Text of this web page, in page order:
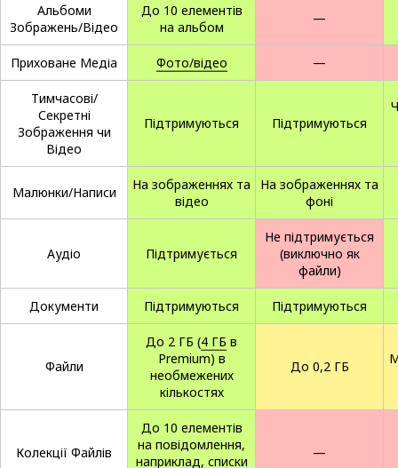
Альбоми
Зображень/Відео
До 10 елементів
на альбом
—
Приховане Медіа Фото/відео —
Тимчасові/
Секретні
Зображення чи
Відео
Підтримуються Підтримуються
Малюнки/Написи
На зображеннях та
відео
На зображеннях та
фоні
Аудіо Підтримується
Не підтримується
(виключно як
файли)
Документи Підтримуються Підтримуються
Файли
До 2 ГБ (4 ГБ в
Premium) в
необмежених
кількостях
До 0,2 ГБ
Колекції Файлів
До 10 елементів
на повідомлення,
наприклад, списки
—